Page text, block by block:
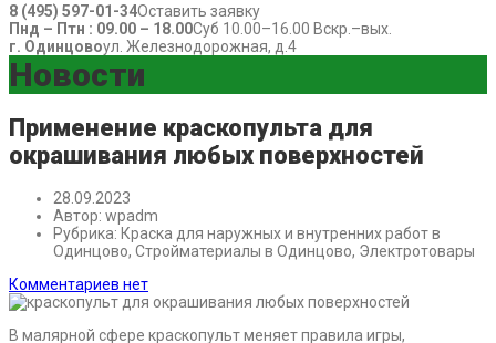
8 (495) 597-01-34Оставить заявку
Пнд – Птн : 09.00 – 18.00Суб 10.00–16.00 Вскр.–вых.
г. Одинцовоул. Железнодорожная, д.4
Новости
Применение краскопульта для
окрашивания любых поверхностей
28.09.2023
Автор: wpadm
Рубрика: Краска для наружных и внутренних работ в
Одинцово, Стройматериалы в Одинцово, Электротовары
Комментариев нет
В малярной сфере краскопульт меняет правила игры,